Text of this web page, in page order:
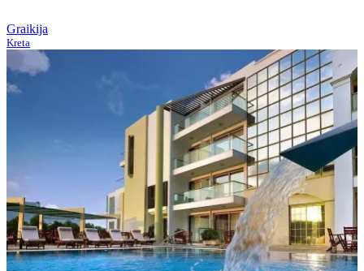
Graikija
Kreta